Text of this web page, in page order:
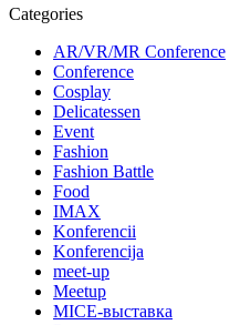
Categories
AR/VR/MR Conference
Conference
Cosplay
Delicatessen
Event
Fashion
Fashion Battle
Food
IMAX
Konferencii
Konferencija
meet-up
Meetup
MICE-выставка